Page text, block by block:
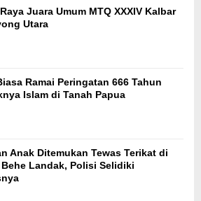
Juara Umum MTQ XXXIV Kalbar
Utara
Ramai Peringatan 666 Tahun
Islam di Tanah Papua
Anak Ditemukan Tewas Terikat di
Behe Landak, Polisi Selidiki